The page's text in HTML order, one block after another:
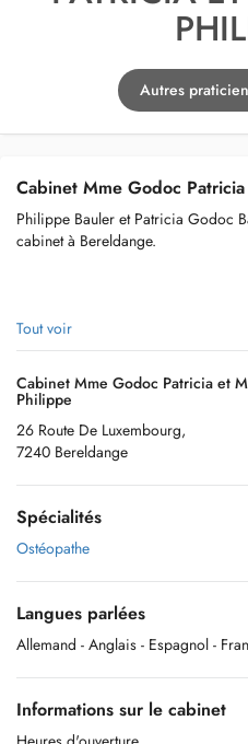
Autres
Cabinet Mme Godoc
Philippe Bauler et Patricia Godoc
cabinet à Bereldange.
Votre séance peut être remboursé
Patricia est spécialisée en
partum et bébés
Numéro de téléphone direct
mariage. Merci.
Tout voir
Cabinet Mme Godoc Patricia et
Philippe
26 Route De Luxembourg,
7240 Bereldange
Spécialités
Ostéopathe
Langues parlées
Allemand - Anglais - Espagnol -
Informations sur le cabinet